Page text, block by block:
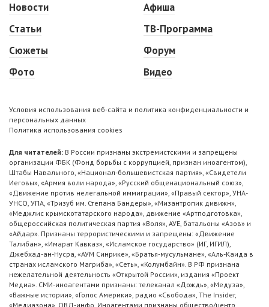
Новости
Статьи
Сюжеты
Фото
Афиша
ТВ-Программа
Форум
Видео
Условия использования веб-сайта и политика конфиденциальности и
персональных данных
Политика использования cookies
Для читателей: В России признаны экстремистскими и запрещены
организации ФБК (Фонд борьбы с коррупцией, признан иноагентом),
Штабы Навального, «Национал-большевистская партия», «Свидетели
Иеговы», «Армия воли народа», «Русский общенациональный союз»,
«Движение против нелегальной иммиграции», «Правый сектор», УНА-
УНСО, УПА, «Тризуб им. Степана Бандеры», «Мизантропик дивижн»,
«Меджлис крымскотатарского народа», движение «Артподготовка»,
общероссийская политическая партия «Воля», АУЕ, батальоны «Азов» и
«Айдар». Признаны террористическими и запрещены: «Движение
Талибан», «Имарат Кавказ», «Исламское государство» (ИГ, ИГИЛ),
Джебхад-ан-Нусра, «АУМ Синрике», «Братья-мусульмане», «Аль-Каида в
странах исламского Магриба», «Сеть», «Колумбайн». В РФ признана
нежелательной деятельность «Открытой России», издания «Проект
Медиа». СМИ-иноагентами признаны: телеканал «Дождь», «Медуза»,
«Важные истории», «Голос Америки», радио «Свобода», The Insider,
«Медиазона», ОВД-инфо. Иноагентами признаны общество/центр